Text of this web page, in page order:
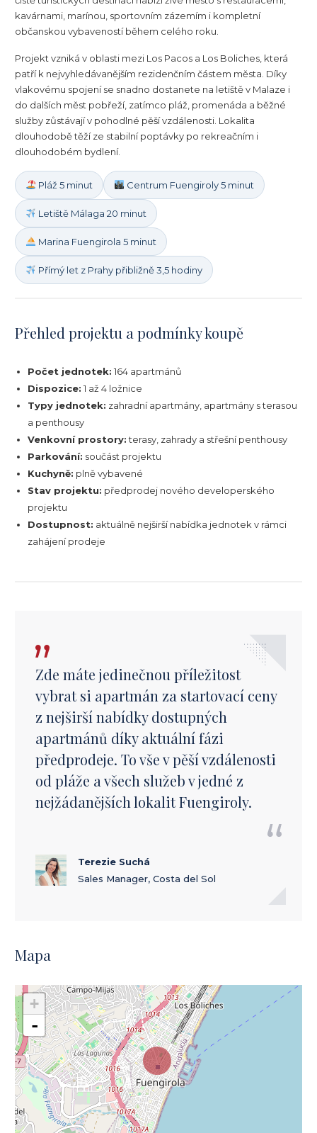
kavárnami, marínou, sportovním zázemím i kompletní
občanskou vybaveností během celého roku.
Projekt vzniká v oblasti mezi Los Pacos a Los Boliches, která
patří k nejvyhledávanějším rezidenčním částem města. Díky
vlakovému spojení se snadno dostanete na letiště v Malaze i
do dalších měst pobřeží, zatímco pláž, promenáda a běžné
služby zůstávají v pohodlné pěší vzdálenosti. Lokalita
dlouhodobě těží ze stabilní poptávky po rekreačním i
dlouhodobém bydlení.
Pláž 5 minut Centrum Fuengiroly 5 minut
Letiště Málaga 20 minut
Marina Fuengirola 5 minut
Přímý let z Prahy přibližně 3,5 hodiny
Přehled projektu a podmínky koupě
Počet jednotek: 164 apartmánů
Dispozice: 1 až 4 ložnice
Typy jednotek: zahradní apartmány, apartmány s terasou
a penthousy
Venkovní prostory:terasy, zahrady a střešní penthousy
Parkování: součást projektu
Kuchyně: plně vybavené
Stav projektu: předprodej nového developerského
projektu
Dostupnost: aktuálně nejširší nabídka jednotek v rámci
zahájení prodeje
Zde máte jedinečnou příležitost
vybrat si apartmán za startovací ceny
z nejširší nabídky dostupných
apartmánů díky aktuální fázi
předprodeje. To vše v pěší vzdálenosti
od pláže a všech služeb v jedné z
nejžádanějších lokalit Fuengiroly.
Terezie Suchá
Sales Manager, Costa del Sol
Mapa
+
-